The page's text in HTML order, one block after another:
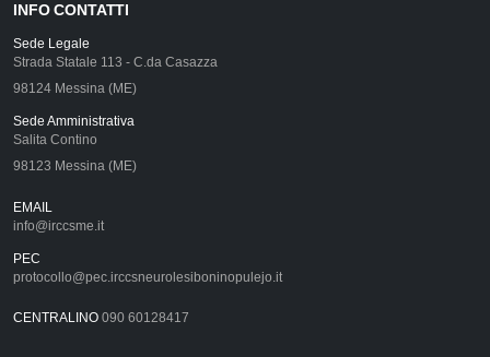
INFO CONTATTI
Sede Legale
Strada Statale 113 - C.da Casazza
98124 Messina (ME)
Sede Amministrativa
Salita Contino
98123 Messina (ME)
EMAIL
info@irccsme.it
PEC
protocollo@pec.irccsneurolesiboninopulejo.it
CENTRALINO 090 60128417